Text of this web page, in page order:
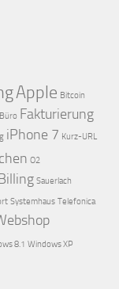
Apple Bitcoin
Fakturierung
iPhone 7 Kurz-URL
O2
Sauerlach
Systemhaus Telefonica
8.1 Windows XP